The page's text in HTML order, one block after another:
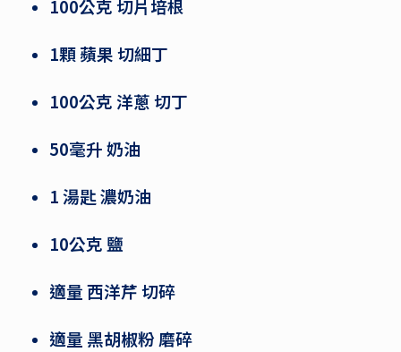
100公克 切片培根
1顆 蘋果 切細丁
100公克 洋蔥 切丁
50毫升 奶油
1 湯匙 濃奶油
10公克 鹽
適量 西洋芹 切碎
適量 黑胡椒粉 磨碎